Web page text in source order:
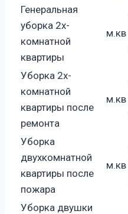
Генеральная
уборка 2х-
комнатной
квартиры
м.кв
Уборка 2х-
комнатной
квартиры после
ремонта
м.кв
Уборка
двухкомнатной
квартиры после
пожара
м.кв
Уборка двушки